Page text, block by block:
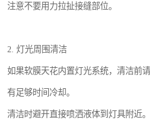
注意不要用力拉扯接缝部位。
2. 灯光周围清洁
如果软膜天花内置灯光系统，清洁前
有足够时间冷却。
清洁时避开直接喷洒液体到灯具附近。